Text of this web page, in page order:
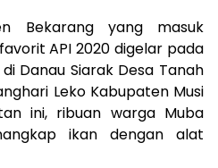
Bekarang yang masuk
API 2020 digelar pada
Danau Siarak Desa Tanah
Leko Kabupaten Musi
ini, ribuan warga Muba
ikan dengan alat